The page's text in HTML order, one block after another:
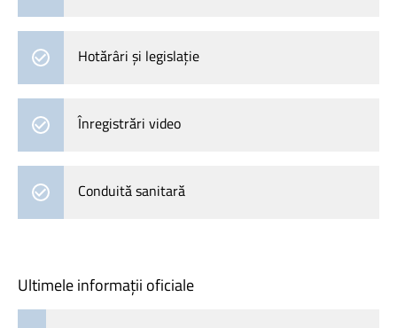
Hotărâri și legislație
Înregistrări video
Conduită sanitară
Ultimele informații oficiale